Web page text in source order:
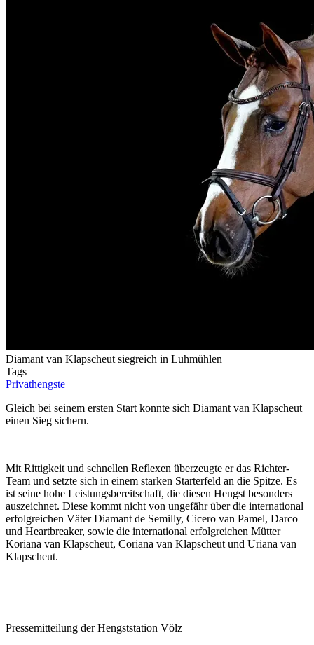
Diamant van Klapscheut siegreich in Luhmühlen
Tags
Privathengste
Gleich bei seinem ersten Start konnte sich Diamant van Klapscheut
einen Sieg sichern.
Mit Rittigkeit und schnellen Reflexen überzeugte er das Richter-
Team und setzte sich in einem starken Starterfeld an die Spitze. Es
ist seine hohe Leistungsbereitschaft, die diesen Hengst besonders
auszeichnet. Diese kommt nicht von ungefähr über die international
erfolgreichen Väter Diamant de Semilly, Cicero van Pamel, Darco
und Heartbreaker, sowie die international erfolgreichen Mütter
Koriana van Klapscheut, Coriana van Klapscheut und Uriana van
Klapscheut.
Pressemitteilung der Hengststation Völz